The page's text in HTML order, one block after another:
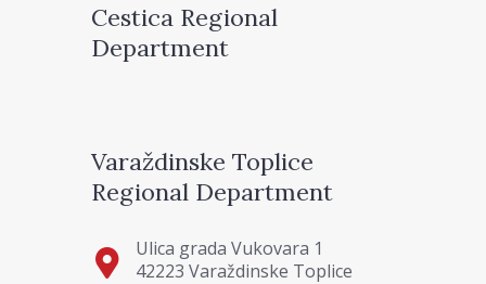
Cestica Regional
Department
Varaždinske Toplice
Regional Department
Ulica grada Vukovara 1
42223 Varaždinske Toplice